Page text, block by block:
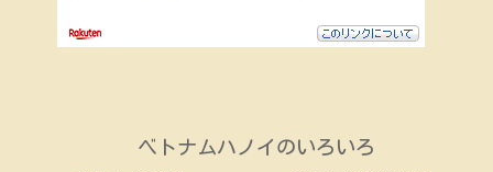
ベトナムハノイのいろいろ